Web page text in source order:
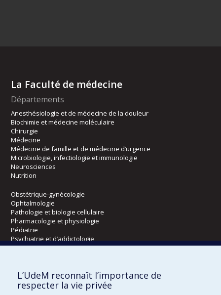
La Faculté de médecine
Départements
Anesthésiologie et de médecine de la douleur
Biochimie et médecine moléculaire
Chirurgie
Médecine
Médecine de famille et de médecine d’urgence
Microbiologie, infectiologie et immunologie
Neurosciences
Nutrition
Obstétrique-gynécologie
Ophtalmologie
Pathologie et biologie cellulaire
Pharmacologie et physiologie
Pédiatrie
Psychiatrie et d’addictologie
Radiologie, radio-oncologie et médecine nucléaire
Écoles
L’UdeM reconnaît l’importance de
respecter la vie privée